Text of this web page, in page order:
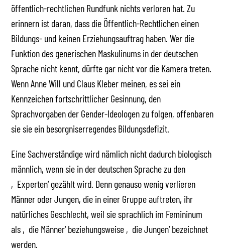
öffentlich-rechtlichen Rundfunk nichts verloren hat. Zu
erinnern ist daran, dass die Öffentlich-Rechtlichen einen
Bildungs- und keinen Erziehungsauftrag haben. Wer die
Funktion des generischen Maskulinums in der deutschen
Sprache nicht kennt, dürfte gar nicht vor die Kamera treten.
Wenn Anne Will und Claus Kleber meinen, es sei ein
Kennzeichen fortschrittlicher Gesinnung, den
Sprachvorgaben der Gender-Ideologen zu folgen, offenbaren
sie sie ein besorgniserregendes Bildungsdefizit.
Eine Sachverständige wird nämlich nicht dadurch biologisch
männlich, wenn sie in der deutschen Sprache zu den
‚Experten‘ gezählt wird. Denn genauso wenig verlieren
Männer oder Jungen, die in einer Gruppe auftreten, ihr
natürliches Geschlecht, weil sie sprachlich im Femininum
als ‚die Männer‘ beziehungsweise ‚die Jungen‘ bezeichnet
werden.